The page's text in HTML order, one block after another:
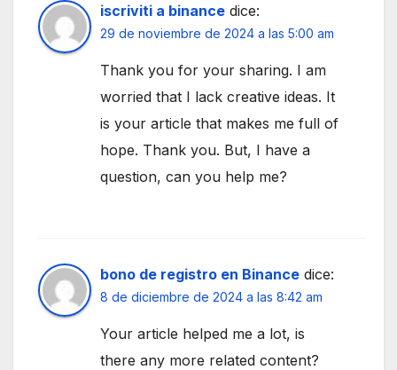
iscriviti a binance dice:
29 de noviembre de 2024 a las 5:00 am
Thank you for your sharing. I am
worried that I lack creative ideas. It
is your article that makes me full of
hope. Thank you. But, I have a
question, can you help me?
bono de registro en Binance dice:
8 de diciembre de 2024 a las 8:42 am
Your article helped me a lot, is
there any more related content?